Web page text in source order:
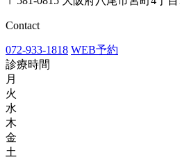
Contact
072-933-1818 WEB予約
診療時間
月
火
水
木
金
土